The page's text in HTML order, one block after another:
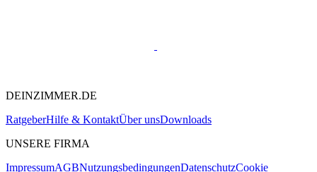
DEINZIMMER.DE
RatgeberHilfe & KontaktÜber unsDownloads
UNSERE FIRMA
ImpressumAGBNutzungsbedingungenDatenschutzCookie